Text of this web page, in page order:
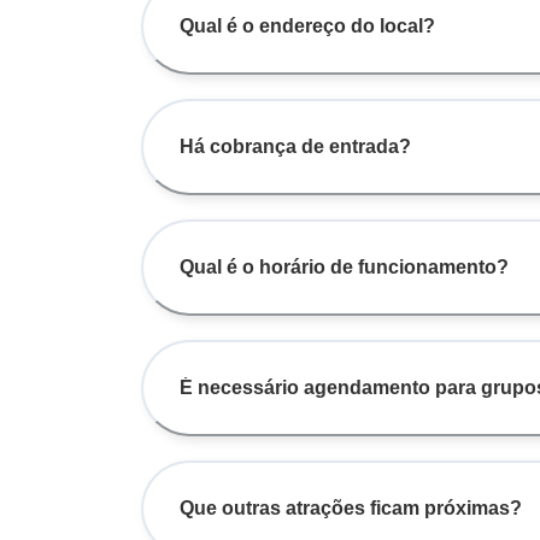
Qual é o endereço do local?
Há cobrança de entrada?
Qual é o horário de funcionamento?
É necessário agendamento para
Que outras atrações ficam próximas?